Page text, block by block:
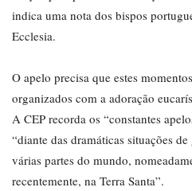
indica uma nota dos bispos
Ecclesia.
O apelo precisa que estes
organizados com a adoração
A CEP recorda os “constantes
“diante das dramáticas situações
várias partes do mundo,
recentemente, na Terra Santa”.